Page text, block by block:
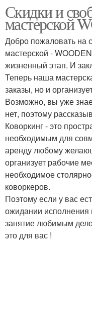
Скидки и
мастерской
Добро пожаловать на
мастерской -
жизненный этап. И
Теперь наша
заказы, но и
Возможно, вы уже
нет, поэтому
Коворкинг - это
необходимым для
аренду любому
организует рабочие
необходимое
коворкеров.
Поэтому если у вас
ожидании исполнения
занятие любимым
это для вас !